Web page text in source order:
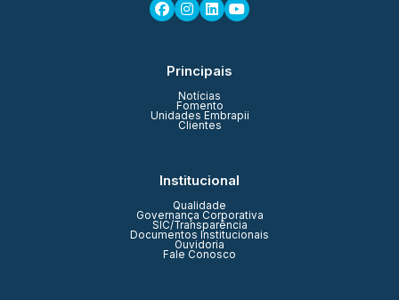
Principais
Notícias
Fomento
Unidades Embrapii
Clientes
Institucional
Qualidade
Governança Corporativa
SIC/Transparência
Documentos Institucionais
Ouvidoria
Fale Conosco